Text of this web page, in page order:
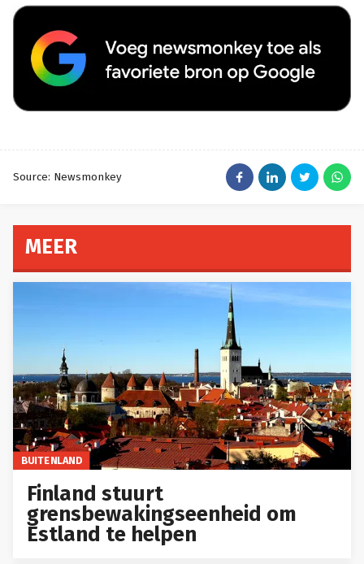
Source: Newsmonkey
MEER
BUITENLAND
Finland stuurt
grensbewakingseenheid om
Estland te helpen